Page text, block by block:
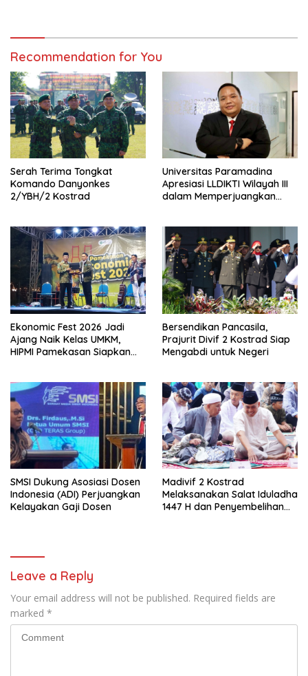
Recommendation for You
Serah Terima Tongkat
Komando Danyonkes
2/YBH/2 Kostrad
Universitas Paramadina
Apresiasi LLDIKTI Wilayah III
dalam Memperjuangkan
Ekonomic Fest 2026 Jadi
Ajang Naik Kelas UMKM,
HIPMI Pamekasan Siapkan
Bersendikan Pancasila,
Prajurit Divif 2 Kostrad Siap
Mengabdi untuk Negeri
SMSI Dukung Asosiasi Dosen
Indonesia (ADI) Perjuangkan
Kelayakan Gaji Dosen
Madivif 2 Kostrad
Melaksanakan Salat Iduladha
1447 H dan Penyembelihan
Leave a Reply
Your email address will not be published. Required fields are
marked *